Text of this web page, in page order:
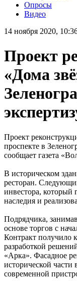
Опросы
Видео
14 ноября 2020,
Проект
«Дома
Проект
проспекте в
сообщает газета
В историческом
ресторан.
инвестора, который
наследия и
Подрядчика,
основе торгов с
Контракт получило
разработкой
«Арка». Фасадное
исторической части
современной